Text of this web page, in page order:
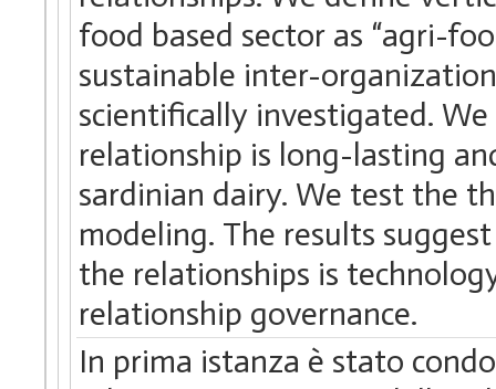
food based sector as “agri-
sustainable inter-
scientifically investigated.
relationship is long-lasting
sardinian dairy. We test the
modeling. The results
the relationships is
relationship governance.
In prima istanza è stato